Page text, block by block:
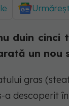
duin cinci
un nou
gras
descoperit